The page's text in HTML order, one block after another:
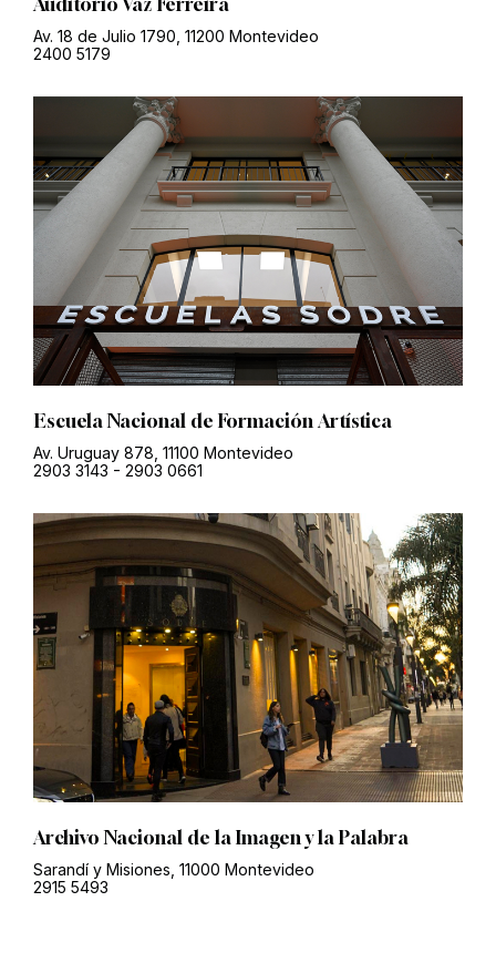
Auditorio Vaz Ferreira
Av. 18 de Julio 1790, 11200 Montevideo
2400 5179
Escuela Nacional de Formación Artística
Av. Uruguay 878, 11100 Montevideo
2903 3143 - 2903 0661
Archivo Nacional de la Imagen y la Palabra
Sarandí y Misiones, 11000 Montevideo
2915 5493